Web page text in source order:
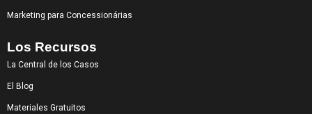
Marketing para Concessionárias
Los Recursos
La Central de los Casos
El Blog
Materiales Gratuitos